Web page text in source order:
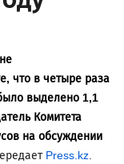
что в четыре раза
выделено 1,1
Комитета
на обсуждении
Press.kz.